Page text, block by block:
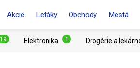
Akcie Letáky Obchody Mestá
19 Elektronika 1 Drogérie a